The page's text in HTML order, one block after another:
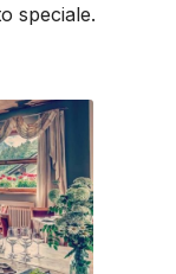
speciale.